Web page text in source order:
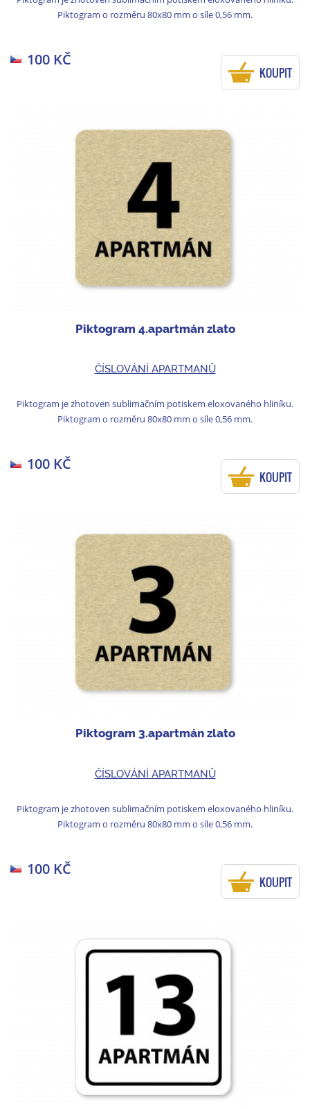
Piktogram o rozměru 80x80 mm o síle 0,56 mm.
100 KČ
KOUPIT
Piktogram 4.apartmán zlato
ČÍSLOVÁNÍ APARTMANŮ
Piktogram je zhotoven sublimačním potiskem eloxovaného hliníku.
Piktogram o rozměru 80x80 mm o síle 0,56 mm.
100 KČ
KOUPIT
Piktogram 3.apartmán zlato
ČÍSLOVÁNÍ APARTMANŮ
Piktogram je zhotoven sublimačním potiskem eloxovaného hliníku.
Piktogram o rozměru 80x80 mm o síle 0,56 mm.
100 KČ
KOUPIT